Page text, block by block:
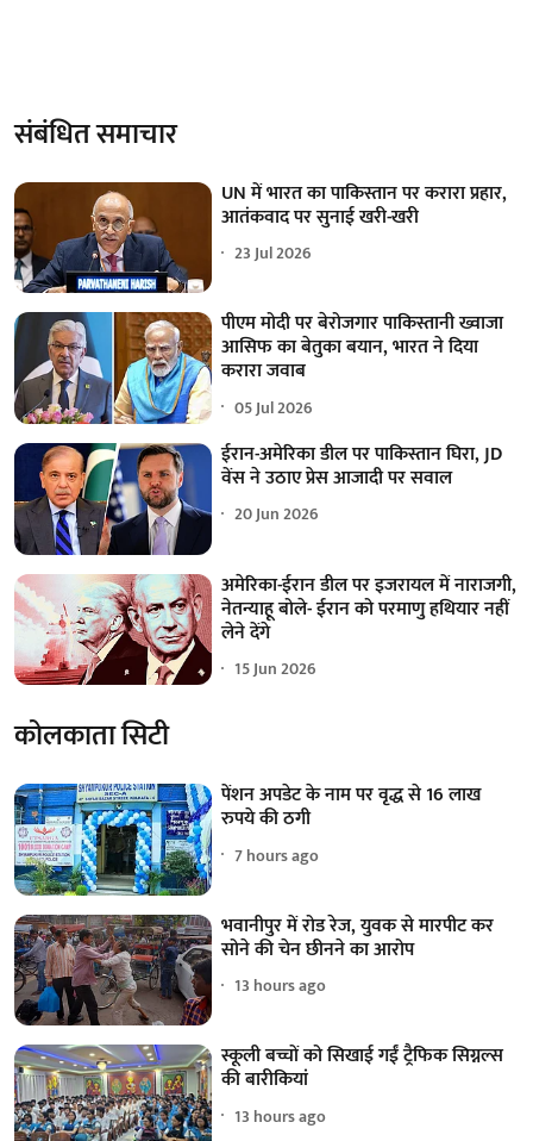
संबंधित समाचार
UN में भारत का पाकिस्तान पर करारा प्रहार,
आतंकवाद पर सुनाई खरी-खरी
23 Jul 2026
पीएम मोदी पर बेरोजगार पाकिस्तानी ख्वाजा
आसिफ का बेतुका बयान, भारत ने दिया
करारा जवाब
05 Jul 2026
ईरान-अमेरिका डील पर पाकिस्तान घिरा, JD
वेंस ने उठाए प्रेस आजादी पर सवाल
20 Jun 2026
अमेरिका-ईरान डील पर इजरायल में नाराजगी,
नेतन्याहू बोले- ईरान को परमाणु हथियार नहीं
लेने देंगे
15 Jun 2026
कोलकाता सिटी
पेंशन अपडेट के नाम पर वृद्ध से 16 लाख
रुपये की ठगी
7 hours ago
भवानीपुर में रोड रेज, युवक से मारपीट कर
सोने की चेन छीनने का आरोप
13 hours ago
स्कूली बच्चों को सिखाई गईं ट्रैफिक सिग्नल्स
की बारीकियां
13 hours ago